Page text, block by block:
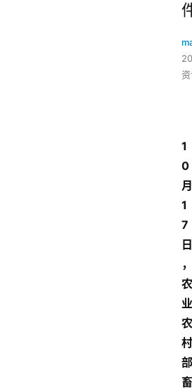
1
0
月
1
7
日
，
农
业
农
村
部
畜